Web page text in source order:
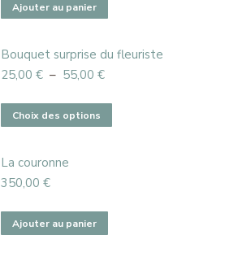
Ajouter au panier
Bouquet surprise du fleuriste
25,00 € – 55,00 €Plage
prix :
25,00 €
Choix des options
produit
La couronne
350,00 €
Ajouter au panier